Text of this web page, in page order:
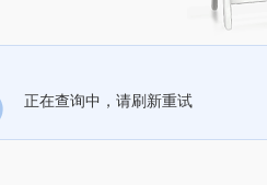
正在查询中，请刷新重试